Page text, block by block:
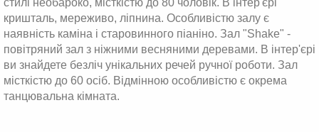
кришталь, мереживо, ліпнина. Особливістю залу є
наявність каміна і старовинного піаніно. Зал "Shake" -
повітряний зал з ніжними весняними деревами. В інтер'єрі
ви знайдете безліч унікальних речей ручної роботи. Зал
місткістю до 60 осіб. Відмінною особливістю є окрема
танцювальна кімната.